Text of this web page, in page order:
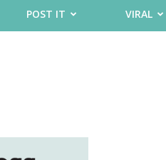
POST IT VIRAL